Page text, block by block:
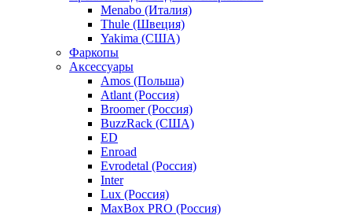
Menabo (Италия)
Thule (Швеция)
Yakima (США)
Фаркопы
Аксессуары
Amos (Польша)
Atlant (Россия)
Broomer (Россия)
BuzzRack (США)
ED
Enroad
Evrodetal (Россия)
Inter
Lux (Россия)
MaxBox PRO (Россия)